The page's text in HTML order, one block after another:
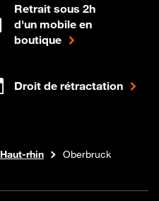
Retrait sous 2h
d'un mobile en
boutique
Droit de rétractation
Haut-rhin Oberbruck